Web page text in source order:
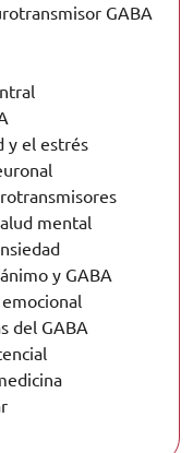
GABA
y el estrés
mental
y GABA
del GABA